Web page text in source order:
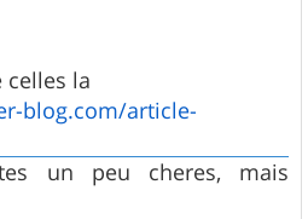
celles la
blog.com/article-
un peu cheres, mais